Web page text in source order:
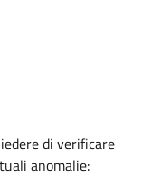
di verificare
anomalie: